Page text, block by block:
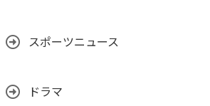
スポーツニュース
ドラマ